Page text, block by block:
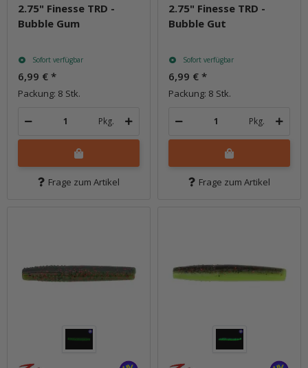
2.75" Finesse TRD -
Bubble Gum
Sofort verfügbar
6,99 € *
Packung: 8 Stk.
Pkg.
Frage zum Artikel
2.75" Finesse TRD -
Bubble Gut
Sofort verfügbar
6,99 € *
Packung: 8 Stk.
Pkg.
Frage zum Artikel